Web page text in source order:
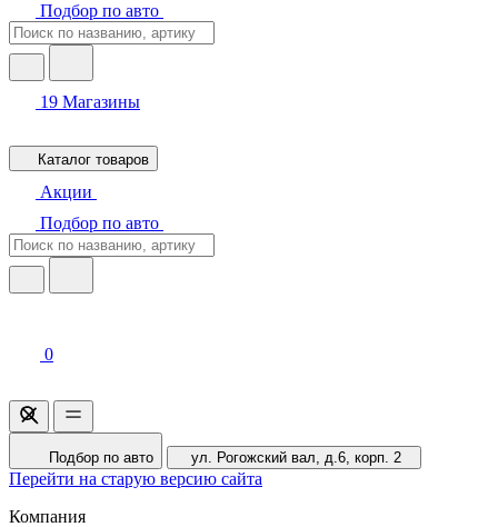
Подбор по авто
19 Магазины
Каталог товаров
Акции
Подбор по авто
0
Подбор по авто ул. Рогожский вал, д.6, корп. 2
Перейти на старую версию сайта
Компания